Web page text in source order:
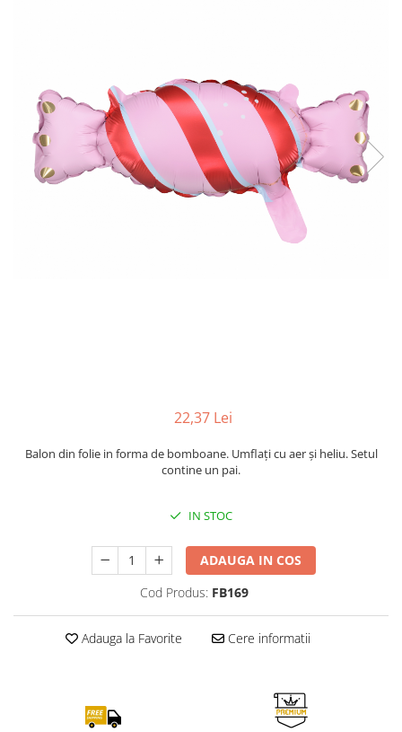
22,37 Lei
Balon din folie in forma de bomboane. Umflați cu aer și heliu. Setul
contine un pai.
IN STOC
ADAUGA IN COS
Cod Produs: FB169
Adauga la Favorite Cere informatii